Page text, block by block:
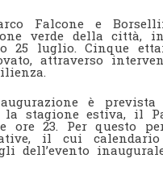
Falcone e
verde della città,
25 luglio. Cinque
attraverso
è
stagione estiva, il
ore 23. Per questo
il cui calendario
dell’evento